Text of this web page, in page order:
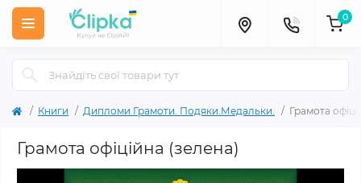
0
Книги Дипломи Грамоти. Подяки.Медальки. Грамота
Грамота офіційна (зелена)